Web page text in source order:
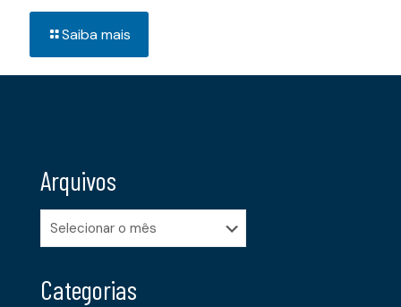
Saiba mais
Arquivos
Arquivos
Categorias